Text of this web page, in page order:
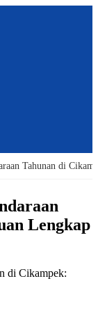
Tahunan di
Lengkap